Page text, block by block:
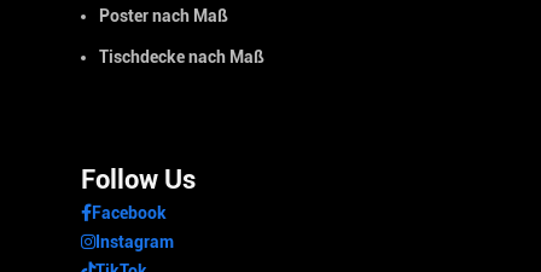
Poster nach Maß
Tischdecke nach Maß
Follow Us
Facebook
Instagram